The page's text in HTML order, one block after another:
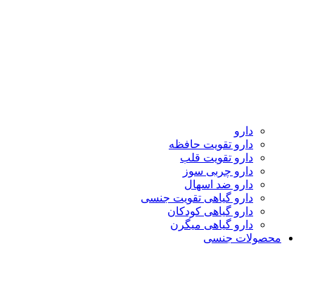
دارو
دارو تقویت حافظه
دارو تقویت قلب
دارو چربی سوز
دارو ضد اسهال
دارو گیاهی تقویت جنسی
دارو گیاهی کودکان
دارو گیاهی میگرن
محصولات جنسی